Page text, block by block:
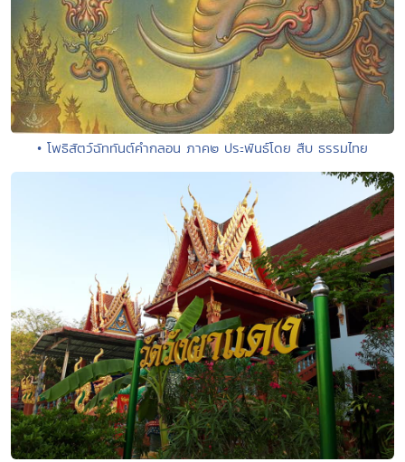
• โพธิสัตว์ฉัททันต์คำกลอน ภาค๒ ประพันธ์โดย สืบ ธรรมไทย